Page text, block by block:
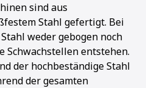
sind aus
Stahl gefertigt. Bei
weder gebogen noch
Schwachstellen entstehen.
der hochbeständige Stahl
der gesamten